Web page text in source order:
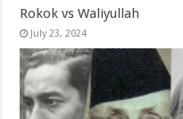
Rokok vs Waliyullah
July 23, 2024